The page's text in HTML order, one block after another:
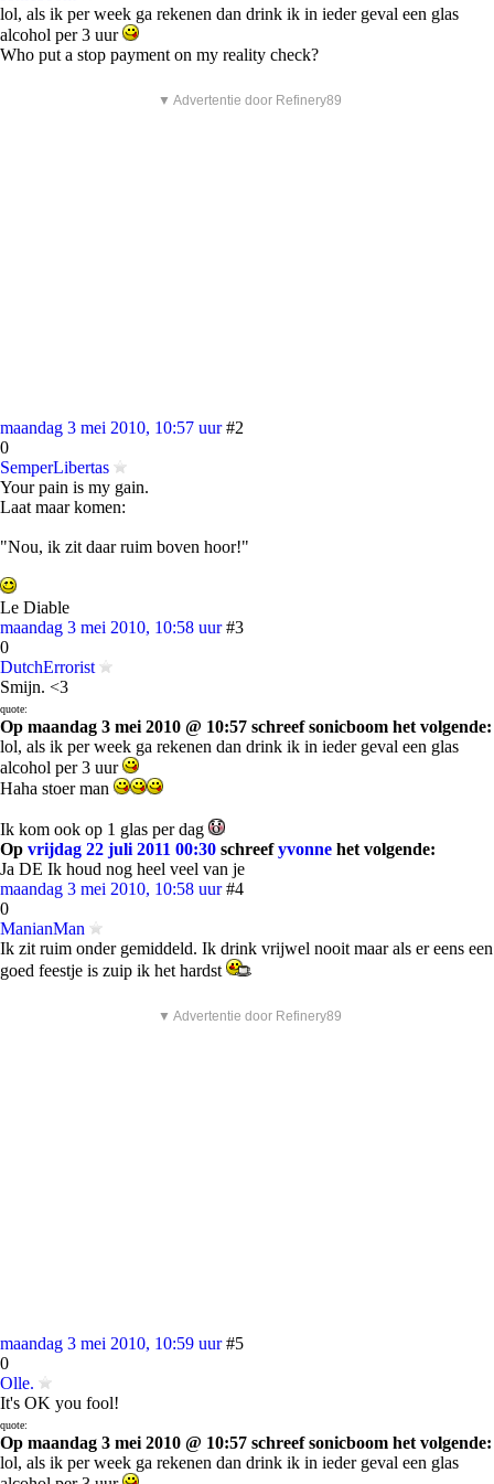
lol, als ik per week ga rekenen dan drink ik in ieder geval een glas
alcohol per 3 uur
Who put a stop payment on my reality check?
▼ Advertentie door Refinery89
maandag 3 mei 2010, 10:57 uur #2
0
SemperLibertas
Your pain is my gain.
Laat maar komen:
"Nou, ik zit daar ruim boven hoor!"
Le Diable
maandag 3 mei 2010, 10:58 uur #3
0
DutchErrorist
Smijn. <3
quote:
Op maandag 3 mei 2010 @ 10:57 schreef sonicboom het volgende:
lol, als ik per week ga rekenen dan drink ik in ieder geval een glas
alcohol per 3 uur
Haha stoer man
Ik kom ook op 1 glas per dag
Op vrijdag 22 juli 2011 00:30 schreefyvonne het volgende:
Ja DE Ik houd nog heel veel van je
maandag 3 mei 2010, 10:58 uur #4
0
ManianMan
Ik zit ruim onder gemiddeld. Ik drink vrijwel nooit maar als er eens een
goed feestje is zuip ik het hardst
▼ Advertentie door Refinery89
maandag 3 mei 2010, 10:59 uur #5
0
Olle.
It's OK you fool!
quote:
Op maandag 3 mei 2010 @ 10:57 schreef sonicboom het volgende:
lol, als ik per week ga rekenen dan drink ik in ieder geval een glas